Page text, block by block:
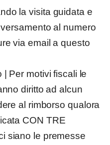
la visita guidata e
al numero
via email a questo
| Per motivi fiscali le
diritto ad alcun
al rimborso qualora
CON TRE
siano le premesse